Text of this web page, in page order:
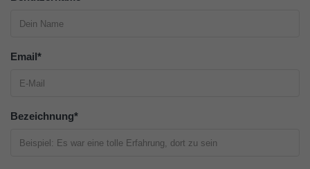
Email*
Bezeichnung*